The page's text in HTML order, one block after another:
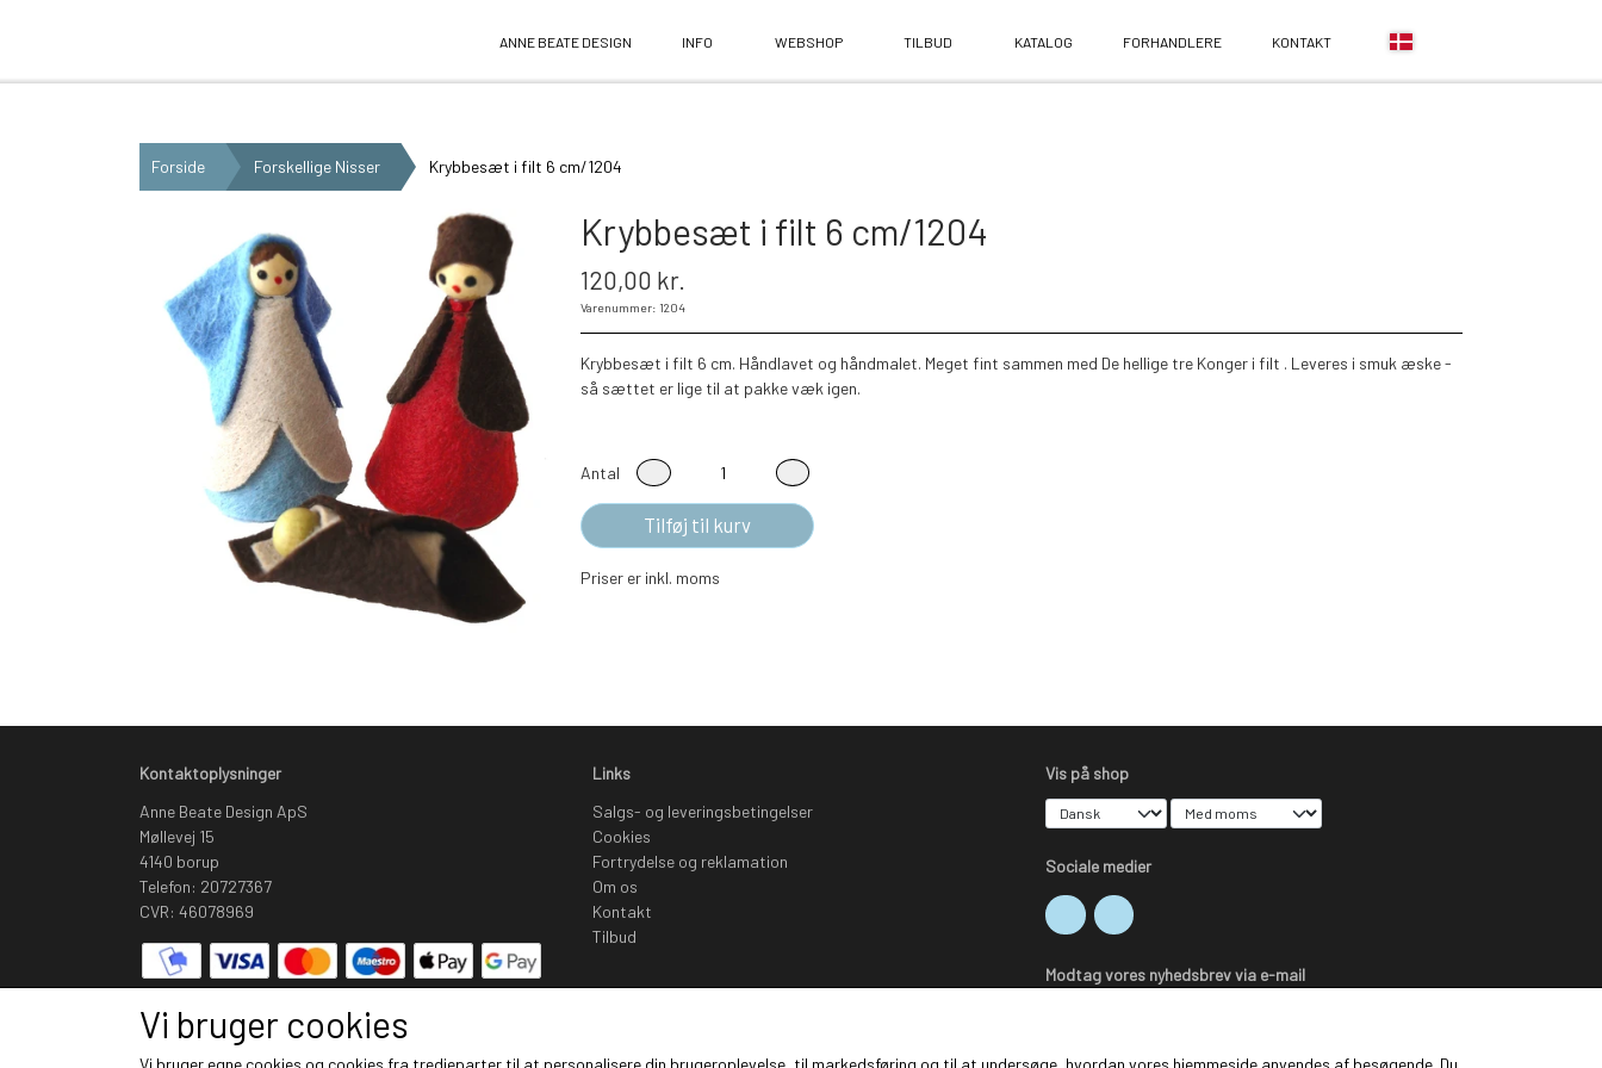
ANNE BEATE DESIGN INFO WEBSHOP TILBUD KATALOG FORHANDLERE KONTAKT
Forside Forskellige Nisser Krybbesæt i filt 6 cm/1204
Krybbesæt i filt 6 cm/1204
120,00 kr.
Varenummer: 1204
Krybbesæt i filt 6 cm. Håndlavet og håndmalet. Meget fint sammen med De hellige tre Konger i filt . Leveres i smuk æske -
så sættet er lige til at pakke væk igen.
Antal
Tilføj til kurv
Priser er inkl. moms
Kontaktoplysninger
Anne Beate Design ApS
Møllevej 15
4140 borup
Telefon: 20727367
CVR: 46078969
Links
Salgs- og leveringsbetingelser
Cookies
Fortrydelse og reklamation
Om os
Kontakt
Tilbud
Vis på shop
Sociale medier
Modtag vores nyhedsbrev via e-mail
Vi bruger cookies
Vi bruger egne cookies og cookies fra tredjeparter til at personalisere din brugeroplevelse, til markedsføring og til at undersøge, hvordan vores hjemmeside anvendes af besøgende. Du